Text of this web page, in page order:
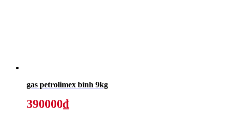
gas petrolimex bình 9kg
390000₫